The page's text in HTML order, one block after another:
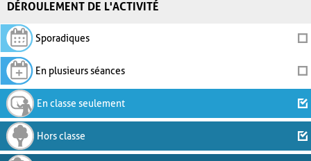
DÉROULEMENT DE L'ACTIVITÉ
Sporadiques
En plusieurs séances
En classe seulement
Hors classe